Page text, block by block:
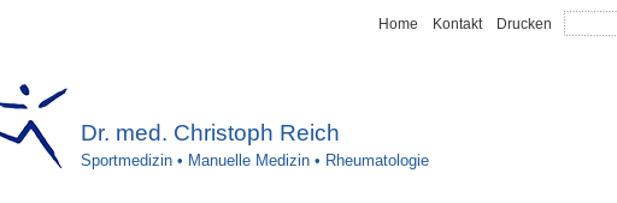
Home Kontakt Drucken
Dr. med. Christoph Reich
Sportmedizin • Manuelle Medizin • Rheumatologie